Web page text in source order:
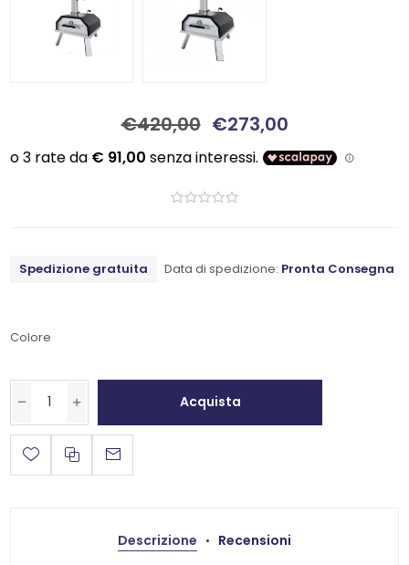
€420,00 €273,00
Spedizione gratuita Data di spedizione: Pronta Consegna
Colore
Acquista
Descrizione Recensioni